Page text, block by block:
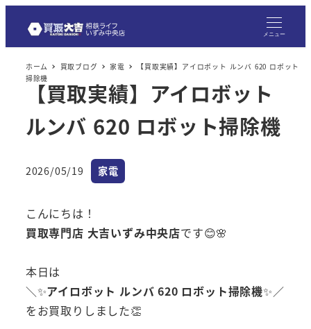
メニュー
ホーム 買取ブログ 家電
【買取実績】アイロボット ルンバ 620 ロボット
掃除機
【買取実績】アイロボット
ルンバ 620 ロボット掃除機
投稿日
2026/05/19 カテゴリー
家電
こんにちは！
買取専門店 大吉いずみ中央店です😊🌸
本日は
＼✨アイロボット ルンバ 620 ロボット掃除機✨／
をお買取りしました👏